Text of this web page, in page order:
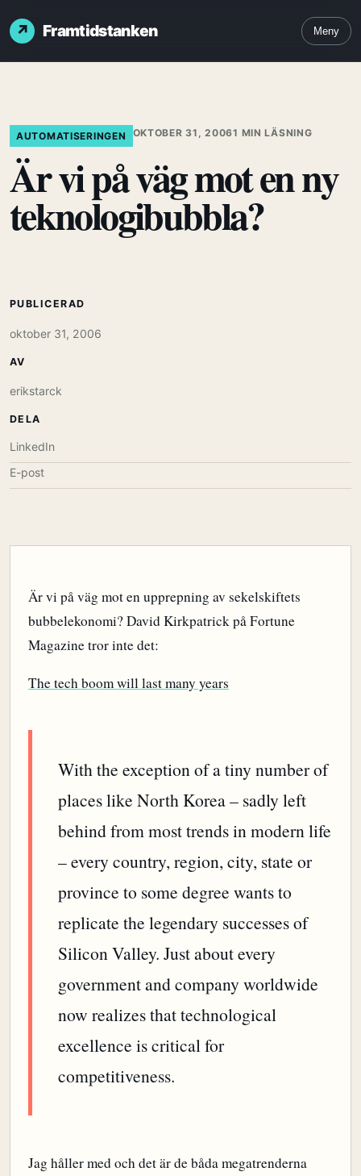
Framtidstanken Meny
AUTOMATISERINGEN OKTOBER 31, 20061 MIN LÄSNING
Är vi på väg mot en ny
teknologibubbla?
Är vi på väg mot en upprepning av sekelskiftets
bubbelekonomi? David Kirkpatrick på Fortune
Magazine tror inte det:
The tech boom will last many years
With the exception of a tiny number of
places like North Korea – sadly left
behind from most trends in modern life
– every country, region, city, state or
province to some degree wants to
replicate the legendary successes of
Silicon Valley. Just about every
government and company worldwide
now realizes that technological
excellence is critical for
competitiveness.
Jag håller med och det är de båda megatrenderna
PUBLICERAD
oktober 31, 2006
AV
erikstarck
DELA
LinkedIn
E-post